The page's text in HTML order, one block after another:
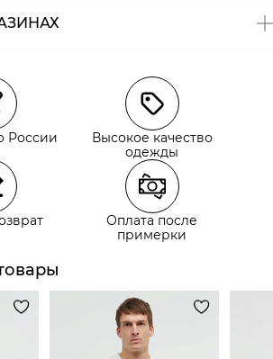
СДЭК
выдачи СДЭК
магазинов
СДЭК
выдачи СДЭК
России
Высокое качество
одежды
Оплата после
примерки